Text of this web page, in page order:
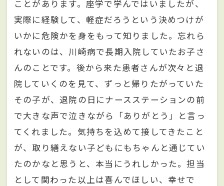
ことがあります。座学で学んではいましたが、
実際に経験して、軽症だろうという決めつけが
いかに危険かを身をもって知りました。忘れら
れないのは、川崎病で長期入院していたお子さ
んのことです。後から来た患者さんが次々と退
院していくのを見て、ずっと帰りたがっていた
その子が、退院の日にナースステーションの前
で大きな声で泣きながら「ありがとう」と言っ
てくれました。気持ちを込めて接してきたこと
が、取り繕えない子どもにもちゃんと通じてい
たのかなと思うと、本当にうれしかった。担当
として関わった以上は喜んでほしい、幸せで